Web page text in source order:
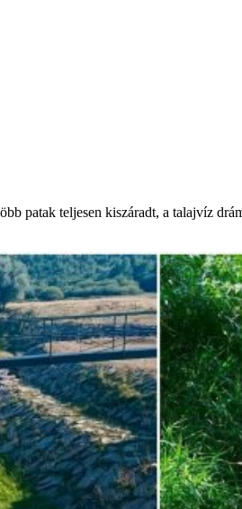
patak teljesen kiszáradt, a talajvíz